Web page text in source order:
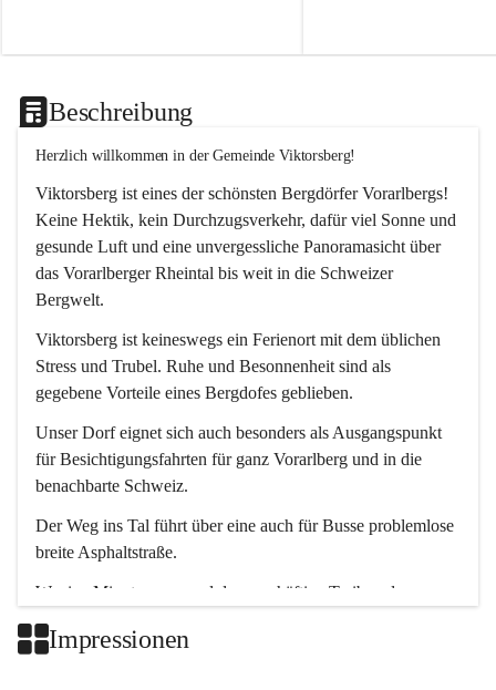
Beschreibung
Herzlich willkommen in der Gemeinde Viktorsberg!
Viktorsberg ist eines der schönsten Bergdörfer Vorarlbergs!
Keine Hektik, kein Durchzugsverkehr, dafür viel Sonne und
gesunde Luft und eine unvergessliche Panoramasicht über
das Vorarlberger Rheintal bis weit in die Schweizer
Bergwelt.
Viktorsberg ist keineswegs ein Ferienort mit dem üblichen
Stress und Trubel. Ruhe und Besonnenheit sind als
gegebene Vorteile eines Bergdofes geblieben.
Unser Dorf eignet sich auch besonders als Ausgangspunkt
für Besichtigungsfahrten für ganz Vorarlberg und in die
benachbarte Schweiz.
Der Weg ins Tal führt über eine auch für Busse problemlose
breite Asphaltstraße.
Wenige Minuten nur, und das geschäftige Treiben der
Impressionen